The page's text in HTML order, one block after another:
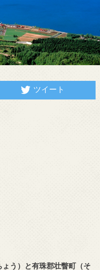
ツイート
う）と有珠郡壮瞥町（そ